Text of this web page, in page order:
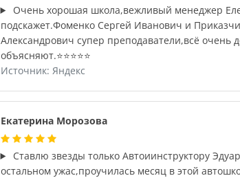
Очень хорошая школа,вежливый менеджер
подскажет.Фоменко Сергей Иванович и
Александрович супер преподаватели,всё очень
объясняют.⭐️⭐️⭐️⭐️⭐️
Источник: Яндекс
Екатерина Морозова
Ставлю звезды только Автоиинструктору
остальном ужас,проучилась месяц в этой